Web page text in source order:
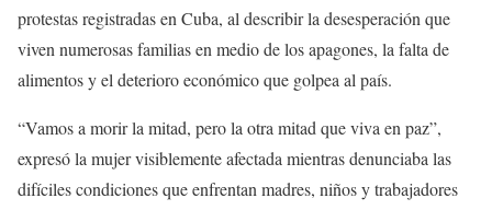
protestas registradas en Cuba, al describir la desesperación que
viven numerosas familias en medio de los apagones, la falta de
alimentos y el deterioro económico que golpea al país.
“Vamos a morir la mitad, pero la otra mitad que viva en paz”,
expresó la mujer visiblemente afectada mientras denunciaba las
difíciles condiciones que enfrentan madres, niños y trabajadores